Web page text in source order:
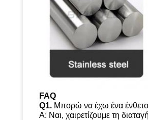
FAQ
Q1. Μπορώ να έχω ένα
Α: Ναι, χαιρετίζουμε τη